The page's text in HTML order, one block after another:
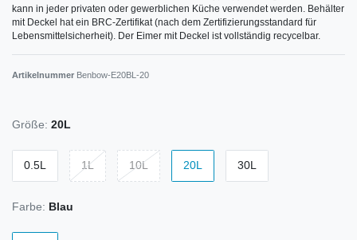
kann in jeder privaten oder gewerblichen Küche verwendet werden. Behälter
mit Deckel hat ein BRC-Zertifikat (nach dem Zertifizierungsstandard für
Lebensmittelsicherheit). Der Eimer mit Deckel ist vollständig recycelbar.
Artikelnummer Benbow-E20BL-20
Größe: 20L
0.5L 1L 10L 20L 30L
Farbe: Blau